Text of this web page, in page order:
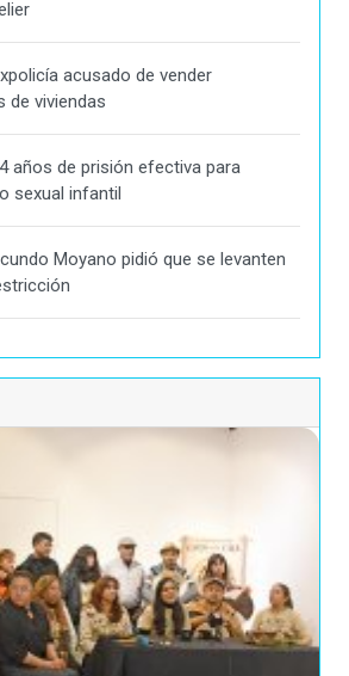
acusado de vender
de viviendas
años de prisión efectiva para
sexual infantil
Moyano pidió que se levanten